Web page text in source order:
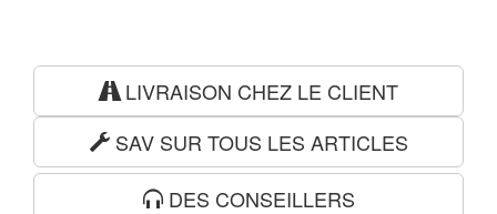
LIVRAISON CHEZ LE CLIENT
SAV SUR TOUS LES ARTICLES
DES CONSEILLERS